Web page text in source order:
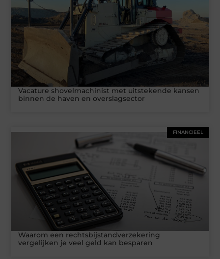
Vacature shovelmachinist met uitstekende kansen
binnen de haven en overslagsector
FINANCIEEL
Waarom een rechtsbijstandverzekering
vergelijken je veel geld kan besparen